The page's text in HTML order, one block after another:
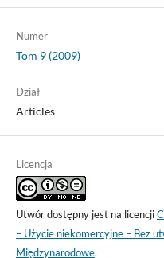
Numer
Tom 9 (2009)
Dział
Articles
Licencja
Utwór dostępny jest na licencji
– Użycie niekomercyjne – Bez
Międzynarodowe.